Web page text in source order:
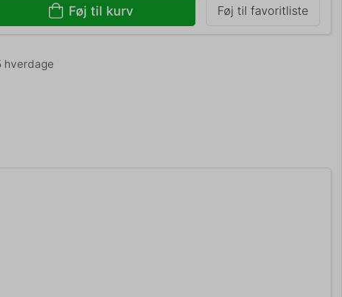
Føj til kurv Føj til favoritliste
hverdage